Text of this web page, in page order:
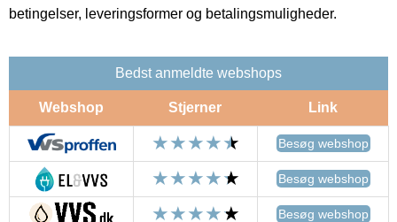
betingelser, leveringsformer og betalingsmuligheder.
Bedst anmeldte webshops
Webshop Stjerner Link
Besøg webshop
Besøg webshop
Besøg webshop